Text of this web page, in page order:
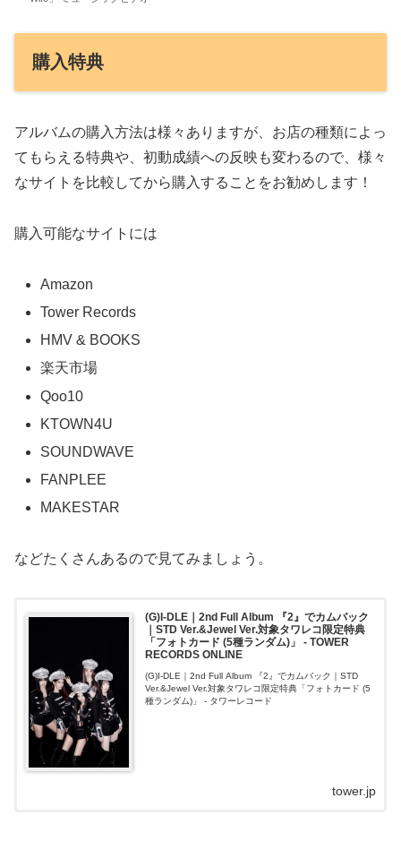
購入特典
アルバムの購入方法は様々ありますが、お店の種類によっ
てもらえる特典や、初動成績への反映も変わるので、様々
なサイトを比較してから購入することをお勧めします！
購入可能なサイトには
Amazon
Tower Records
HMV & BOOKS
楽天市場
Qoo10
KTOWN4U
SOUNDWAVE
FANPLEE
MAKESTAR
などたくさんあるので見てみましょう。
(G)I-DLE｜2nd Full Album 『2』でカムバック
｜STD Ver.&Jewel Ver.対象タワレコ限定特典
「フォトカード (5種ランダム)」 - TOWER
RECORDS ONLINE
(G)I-DLE｜2nd Full Album 『2』でカムバック｜STD
Ver.&Jewel Ver.対象タワレコ限定特典「フォトカード (5
種ランダム)」 - タワーレコード
tower.jp